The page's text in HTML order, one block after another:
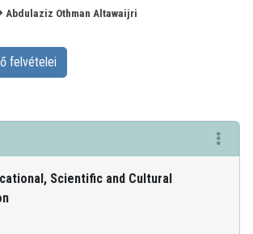
Abdulaziz Othman Altawaijri
felvételei
Scientific and Cultural